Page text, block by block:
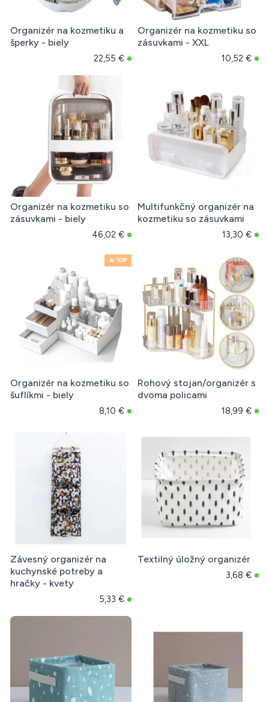
Organizér na kozmetiku a
šperky - biely
22,55 €
Organizér na kozmetiku so
zásuvkami - XXL
10,52 €
Organizér na kozmetiku so
zásuvkami - biely
46,02 €
Multifunkčný organizér na
kozmetiku so zásuvkami
13,30 €
🔥 TOP
Organizér na kozmetiku so
šuflíkmi - biely
8,10 €
Rohový stojan/organizér s
dvoma policami
18,99 €
Závesný organizér na
kuchynské potreby a
hračky - kvety
5,33 €
Textilný úložný organizér
3,68 €